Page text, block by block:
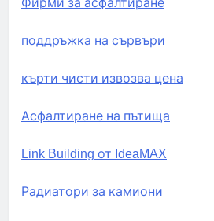
Фирми за асфалтиране
поддръжка на сървъри
кърти чисти извозва цена
Асфалтиране на пътища
Link Building от IdeaMAX
Радиатори за камиони